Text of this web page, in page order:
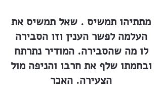
מתתיהו תמשיס . שאל תמשיס את
העלמה לפשר הענין וזו הסבירה
לו מה שהסבירה. המודיר נתרתח
ובחמתו שלף את חרבו והניפה מול
הצעירה. האכר